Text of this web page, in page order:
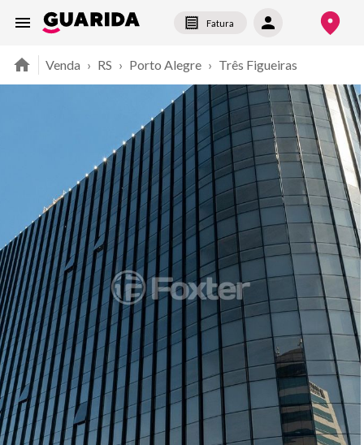
Fatura
Venda › RS › Porto Alegre › Três Figueiras